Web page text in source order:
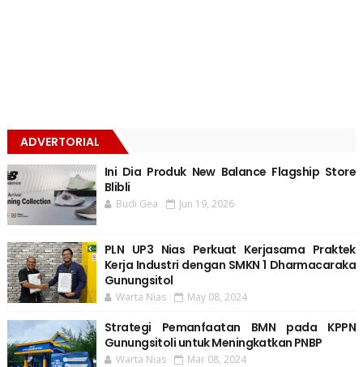
ADVERTORIAL
Ini Dia Produk New Balance Flagship Store
Blibli
Budi Gea Jun 19, 2026
PLN UP3 Nias Perkuat Kerjasama Praktek
Kerja Industri dengan SMKN 1 Dharmacaraka
Gunungsitol
Warta Nias May 08, 2024
Strategi Pemanfaatan BMN pada KPPN
Gunungsitoli untuk Meningkatkan PNBP
Warta Nias Mar 08, 2024